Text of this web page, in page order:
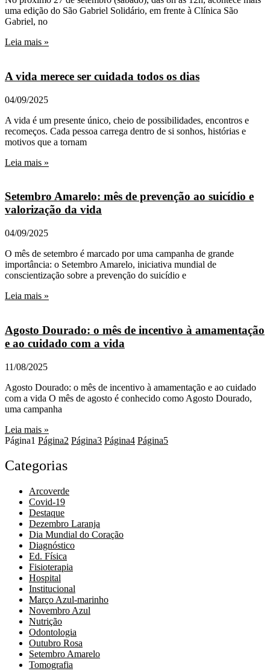
uma edição do São Gabriel Solidário, em frente à Clínica São
Gabriel, no
Leia mais »
A vida merece ser cuidada todos os dias
04/09/2025
A vida é um presente único, cheio de possibilidades, encontros e
recomeços. Cada pessoa carrega dentro de si sonhos, histórias e
motivos que a tornam
Leia mais »
Setembro Amarelo: mês de prevenção ao suicídio e
valorização da vida
04/09/2025
O mês de setembro é marcado por uma campanha de grande
importância: o Setembro Amarelo, iniciativa mundial de
conscientização sobre a prevenção do suicídio e
Leia mais »
Agosto Dourado: o mês de incentivo à amamentação
e ao cuidado com a vida
11/08/2025
Agosto Dourado: o mês de incentivo à amamentação e ao cuidado
com a vida O mês de agosto é conhecido como Agosto Dourado,
uma campanha
Leia mais »
Página1 Página2 Página3 Página4 Página5
Categorias
Arcoverde
Covid-19
Destaque
Dezembro Laranja
Dia Mundial do Coração
Diagnóstico
Ed. Física
Fisioterapia
Hospital
Institucional
Março Azul-marinho
Novembro Azul
Nutrição
Odontologia
Outubro Rosa
Setembro Amarelo
Tomografia